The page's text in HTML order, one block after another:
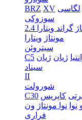
BRZ XV لگاسی
سوزوکی
گراند ویتارا 2.4
مونتاژ ویتارا
سیتروئن
C5
ژیان ژیان
سیناد
II
شورولت
C30 کاپریس
نوا نوا مونتاژ ون
فراری